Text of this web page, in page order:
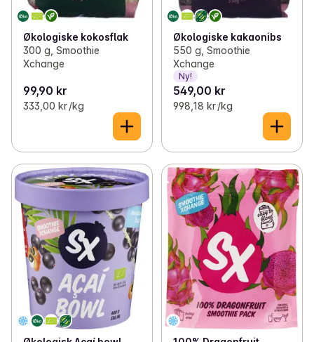
Økologiske kokosflak
300 g, Smoothie
Xchange
99,90 kr
333,00 kr /kg
Økologiske kakaonibs
550 g, Smoothie
Xchange
Ny!
549,00 kr
998,18 kr /kg